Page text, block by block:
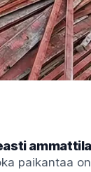
paikantaa